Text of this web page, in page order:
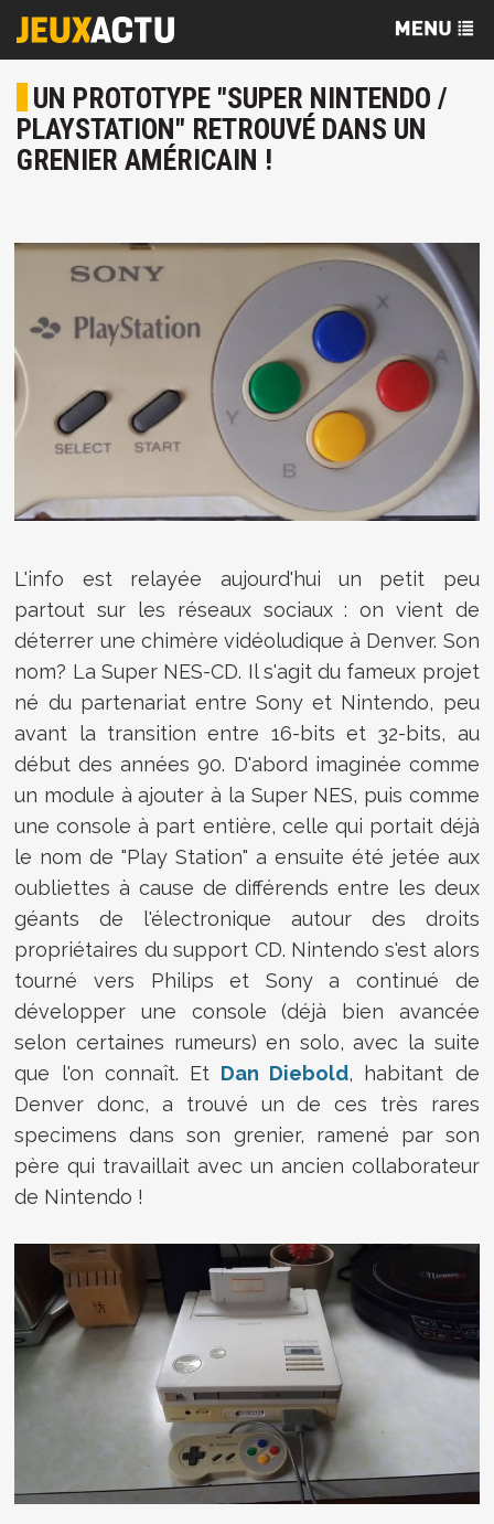
UN PROTOTYPE "SUPER NINTENDO /
PLAYSTATION" RETROUVÉ DANS UN
GRENIER AMÉRICAIN !
L'info est relayée aujourd'hui un petit peu
partout sur les réseaux sociaux : on vient de
déterrer une chimère vidéoludique à Denver. Son
nom? La Super NES-CD. Il s'agit du fameux projet
né du partenariat entre Sony et Nintendo, peu
avant la transition entre 16-bits et 32-bits, au
début des années 90. D'abord imaginée comme
un module à ajouter à la Super NES, puis comme
une console à part entière, celle qui portait déjà
le nom de "Play Station" a ensuite été jetée aux
oubliettes à cause de différends entre les deux
géants de l'électronique autour des droits
propriétaires du support CD. Nintendo s'est alors
tourné vers Philips et Sony a continué de
développer une console (déjà bien avancée
selon certaines rumeurs) en solo, avec la suite
que l'on connaît. Et Dan Diebold, habitant de
Denver donc, a trouvé un de ces très rares
specimens dans son grenier, ramené par son
père qui travaillait avec un ancien collaborateur
de Nintendo !